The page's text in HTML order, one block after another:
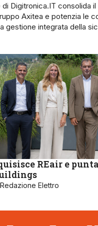
di Digitronica.IT consolida
Axitea e potenzia le
gestione integrata della
REair e
Redazione Elettro